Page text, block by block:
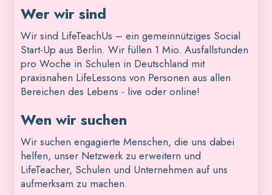
Wer wir sind
Wir sind LifeTeachUs – ein gemeinnütziges Social
Start-Up aus Berlin. Wir füllen 1 Mio. Ausfallstunden
pro Woche in Schulen in Deutschland mit
praxisnahen LifeLessons von Personen aus allen
Bereichen des Lebens - live oder online!
Wen wir suchen
Wir suchen engagierte Menschen, die uns dabei
helfen, unser Netzwerk zu erweitern und
LifeTeacher, Schulen und Unternehmen auf uns
aufmerksam zu machen.